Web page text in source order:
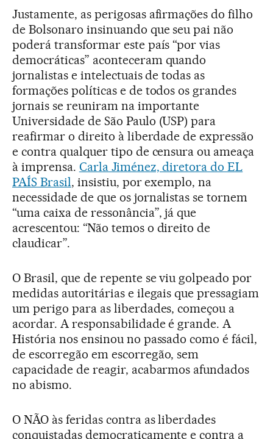
Justamente, as perigosas afirmações do filho
de Bolsonaro insinuando que seu pai não
poderá transformar este país “por vias
democráticas” aconteceram quando
jornalistas e intelectuais de todas as
formações políticas e de todos os grandes
jornais se reuniram na importante
Universidade de São Paulo (USP) para
reafirmar o direito à liberdade de expressão
e contra qualquer tipo de censura ou ameaça
à imprensa. Carla Jiménez, diretora do EL
PAÍS Brasil, insistiu, por exemplo, na
necessidade de que os jornalistas se tornem
“uma caixa de ressonância”, já que
acrescentou: “Não temos o direito de
claudicar”.
O Brasil, que de repente se viu golpeado por
medidas autoritárias e ilegais que pressagiam
um perigo para as liberdades, começou a
acordar. A responsabilidade é grande. A
História nos ensinou no passado como é fácil,
de escorregão em escorregão, sem
capacidade de reagir, acabarmos afundados
no abismo.
O NÃO às feridas contra as liberdades
conquistadas democraticamente e contra a